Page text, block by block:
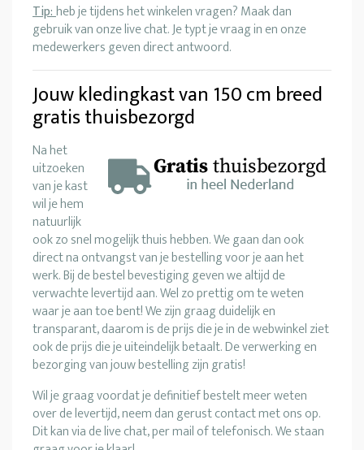
Tip:heb je tijdens het winkelen vragen? Maak dan
gebruik van onze live chat. Je typt je vraag in en onze
medewerkers geven direct antwoord.
Jouw kledingkast van 150 cm breed
gratis thuisbezorgd
Na het
uitzoeken
van je kast
wil je hem
natuurlijk
ook zo snel mogelijk thuis hebben. We gaan dan ook
direct na ontvangst van je bestelling voor je aan het
werk. Bij de bestel bevestiging geven we altijd de
verwachte levertijd aan. Wel zo prettig om te weten
waar je aan toe bent! We zijn graag duidelijk en
transparant, daarom is de prijs die je in de webwinkel ziet
ook de prijs die je uiteindelijk betaalt. De verwerking en
bezorging van jouw bestelling zijn gratis!
Wil je graag voordat je definitief bestelt meer weten
over de levertijd, neem dan gerust contact met ons op.
Dit kan via de live chat, per mail of telefonisch. We staan